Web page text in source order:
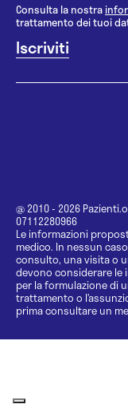
Consulta la nostra
trattamento dei tuoi
@ 2010 - 2026
07112280966
Le informazioni
medico. In nessun
consulto, una visita o
devono considerare
per la formulazione di
trattamento o
prima consultare un